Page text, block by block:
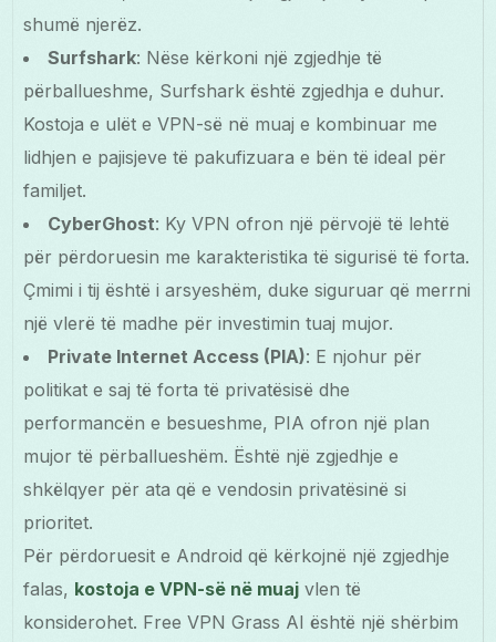
shumë njerëz.
Surfshark: Nëse kërkoni një zgjedhje të
përballueshme, Surfshark është zgjedhja e duhur.
Kostoja e ulët e VPN-së në muaj e kombinuar me
lidhjen e pajisjeve të pakufizuara e bën të ideal për
familjet.
CyberGhost: Ky VPN ofron një përvojë të lehtë
për përdoruesin me karakteristika të sigurisë të forta.
Çmimi i tij është i arsyeshëm, duke siguruar që merrni
një vlerë të madhe për investimin tuaj mujor.
Private Internet Access (PIA): E njohur për
politikat e saj të forta të privatësisë dhe
performancën e besueshme, PIA ofron një plan
mujor të përballueshëm. Është një zgjedhje e
shkëlqyer për ata që e vendosin privatësinë si
prioritet.
Për përdoruesit e Android që kërkojnë një zgjedhje
falas, kostoja e VPN-së në muaj vlen të
konsiderohet. Free VPN Grass AI është një shërbim